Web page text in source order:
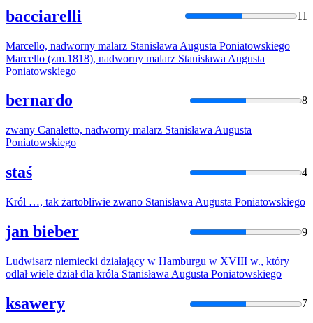
bacciarelli 11
Marcello, nadworny malarz Stanisława Augusta Poniatowskiego
Marcello (zm.1818), nadworny malarz Stanisława Augusta
Poniatowskiego
bernardo 8
zwany Canaletto, nadworny malarz Stanisława Augusta
Poniatowskiego
staś 4
Król …, tak żartobliwie zwano Stanisława Augusta Poniatowskiego
jan bieber 9
Ludwisarz niemiecki działający w Hamburgu w XVIII w., który
odlał wiele dział dla króla Stanisława Augusta Poniatowskiego
ksawery 7